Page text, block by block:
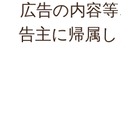
広告の内容
告主に帰属